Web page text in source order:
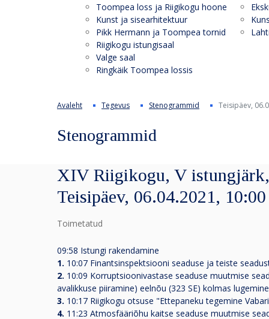
Toompea loss ja Riigikogu hoone
Kunst ja sisearhitektuur
Pikk Hermann ja Toompea tornid
Riigikogu istungisaal
Valge saal
Ringkäik Toompea lossis
Avaleht Tegevus Stenogrammid Teisipäev,
Stenogrammid
XIV Riigikogu, V
Teisipäev, 06.04.2021, 10:00
Toimetatud
09:58 Istungi rakendamine
1. 10:07 Finantsinspektsiooni seaduse ja teiste
2. 10:09 Korruptsioonivastase seaduse muutmise
avalikkuse piiramine) eelnõu (323 SE) kolmas
3. 10:17 Riigikogu otsuse "Ettepaneku tegemine
4. 11:23 Atmosfääriõhu kaitse seaduse muutmise